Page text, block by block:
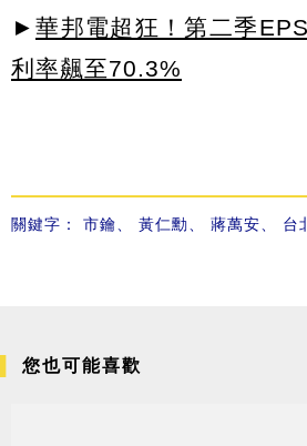
► 華邦電超狂！第二季
利率飆至70.3%
關鍵字： 市鑰 黃仁勳 蔣萬安 台
您也可能喜歡